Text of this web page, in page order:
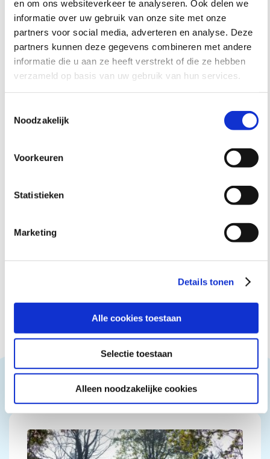
en om ons websiteverkeer te analyseren. Ook delen we
informatie over uw gebruik van onze site met onze
partners voor social media, adverteren en analyse. Deze
partners kunnen deze gegevens combineren met andere
informatie die u aan ze heeft verstrekt of die ze hebben
verzameld op basis van uw gebruik van hun services.
Noodzakelijk
Voorkeuren
Statistieken
Marketing
Details tonen
Alle cookies toestaan
Selectie toestaan
Alleen noodzakelijke cookies
zijn twee methoden gebruikt:
Het Regiokompas, een meetinstrument van Het PON
& Telos dat bijna 100 indicatoren combineert om de
aanwezige (objectief) mogelijkheden op de thema’s
van brede welvaart te meten. Door data te
verzamelen voor alle Nederlandse gemeenten en
provincies en deze op dezelfde manier te normeren,
beoordelen.
; om de
ervaren (subjectief) mogelijkheden van brede
onder 10.037 Brabanders van 18 jaar en ouder, in het
Ook interessant